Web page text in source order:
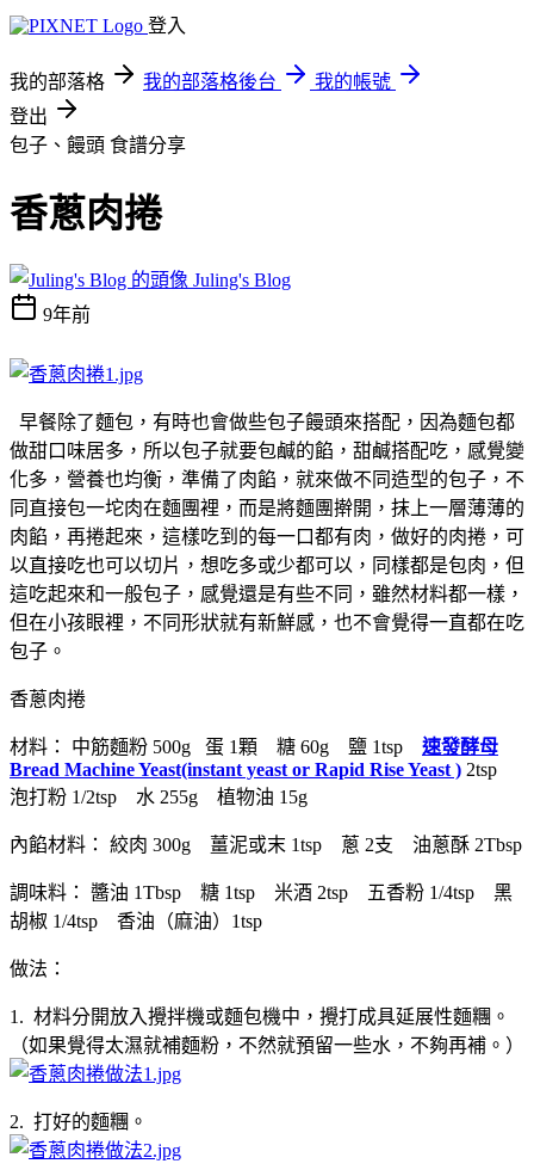
登入
我的部落格 我的部落格後台
我的帳號
登出
包子、饅頭 食譜分享
香蔥肉捲
Juling's Blog
9年前
早餐除了麵包，有時也會做些包子饅頭來搭配，因為麵包都
做甜口味居多，所以包子就要包鹹的餡，甜鹹搭配吃，感覺變
化多，營養也均衡，準備了肉餡，就來做不同造型的包子，不
同直接包一坨肉在麵團裡，而是將麵團擀開，抹上一層薄薄的
肉餡，再捲起來，這樣吃到的每一口都有肉，做好的肉捲，可
以直接吃也可以切片，想吃多或少都可以，同樣都是包肉，但
這吃起來和一般包子，感覺還是有些不同，雖然材料都一樣，
但在小孩眼裡，不同形狀就有新鮮感，也不會覺得一直都在吃
包子。
香蔥肉捲
材料： 中筋麵粉 500g 蛋 1顆 糖 60g 鹽 1tsp 速發酵母
Bread Machine Yeast(instant yeast or Rapid Rise Yeast ) 2tsp
泡打粉 1/2tsp 水 255g 植物油 15g
內餡材料： 絞肉 300g 薑泥或末 1tsp 蔥 2支 油蔥酥 2Tbsp
調味料： 醬油 1Tbsp 糖 1tsp 米酒 2tsp 五香粉 1/4tsp 黑
胡椒 1/4tsp 香油（麻油）1tsp
做法：
1. 材料分開放入攪拌機或麵包機中，攪打成具延展性麵糰。
（如果覺得太濕就補麵粉，不然就預留一些水，不夠再補。）
2. 打好的麵糰。